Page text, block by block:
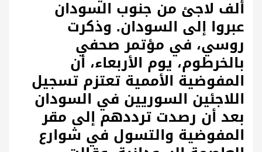
ألف لاجئ من جنوب السودان
عبروا إلى السودان. وذكرت
روسي، في مؤتمر صحفي
بالخرطوم، يوم الأربعاء، أن
المفوضية الأممية تعتزم تسجيل
اللاجئين السوريين في السودان
بعد أن رصدت ترددهم إلى مقر
المفوضية والتسول في شوارع